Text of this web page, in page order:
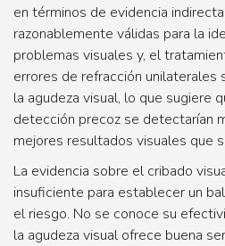
en términos de evidencia
razonablemente válidas para la
problemas visuales y, el
errores de refracción unilaterales
la agudeza visual, lo que sugiere
detección precoz se detectarían
mejores resultados visuales que
La evidencia sobre el cribado
insuficiente para establecer un
el riesgo. No se conoce su
la agudeza visual ofrece buena